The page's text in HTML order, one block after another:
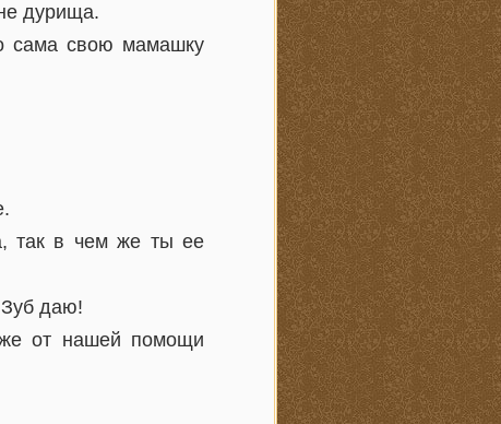
дурища.
сама свою мамашку
так в чем же ты ее
Зуб даю!
от нашей помощи